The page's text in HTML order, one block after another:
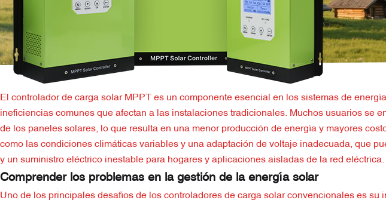
El controlador de carga solar MPPT es un componente esencial en los sistemas de
ineficiencias comunes que afectan a las instalaciones tradicionales. Muchos usuarios se
de los paneles solares, lo que resulta en una menor producción de energía y mayores
como las condiciones climáticas variables y una adaptación de voltaje inadecuada, que
y un suministro eléctrico inestable para hogares y aplicaciones aisladas de la red eléctrica.
Comprender los problemas en la gestión de la energía solar
Uno de los principales desafíos de los controladores de carga solar convencionales es su